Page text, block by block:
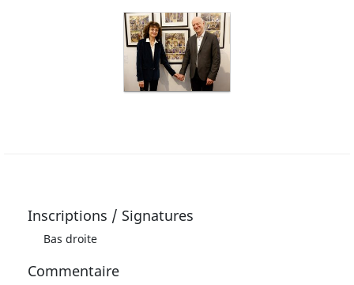
Inscriptions / Signatures
Bas droite
Commentaire